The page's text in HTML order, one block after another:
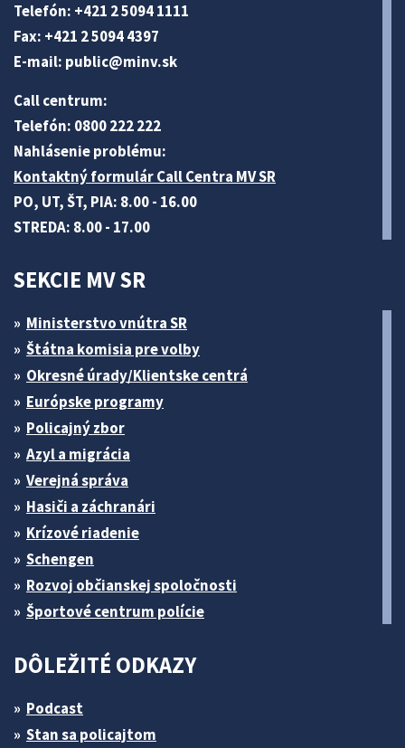
Telefón: +421 2 5094 1111
Fax: +421 2 5094 4397
E-mail: public@minv.sk
Call centrum:
Telefón: 0800 222 222
Nahlásenie problému:
Kontaktný formulár Call Centra MV SR
PO, UT, ŠT, PIA: 8.00 - 16.00
STREDA: 8.00 - 17.00
SEKCIE MV SR
Ministerstvo vnútra SR
Štátna komisia pre volby
Okresné úrady/Klientske centrá
Európske programy
Policajný zbor
Azyl a migrácia
Verejná správa
Hasiči a záchranári
Krízové riadenie
Schengen
Rozvoj občianskej spoločnosti
Športové centrum polície
DÔLEŽITÉ ODKAZY
Podcast
Stan sa policajtom